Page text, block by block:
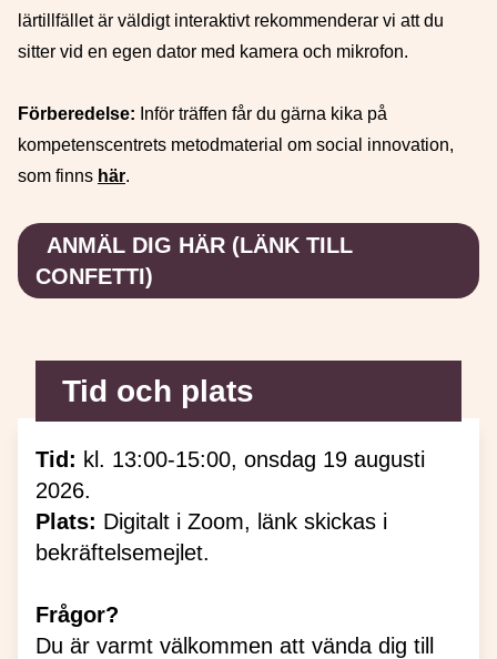
lärtillfället är väldigt interaktivt rekommenderar vi att du
sitter vid en egen dator med kamera och mikrofon.
Förberedelse: Inför träffen får du gärna kika på
kompetenscentrets metodmaterial om social innovation,
som finns här.
ANMÄL DIG HÄR (LÄNK TILL
CONFETTI)
Tid och plats
Tid: kl. 13:00-15:00, onsdag 19 augusti
2026.
Plats: Digitalt i Zoom, länk skickas i
bekräftelsemejlet.
Frågor?
Du är varmt välkommen att vända dig till